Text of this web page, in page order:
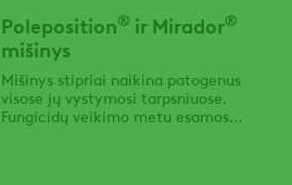
Poleposition® ir Mirador®
mišinys
Mišinys stipriai naikina patogenus
visose jų vystymosi tarpsniuose.
Fungicidų veikimo metu esamos